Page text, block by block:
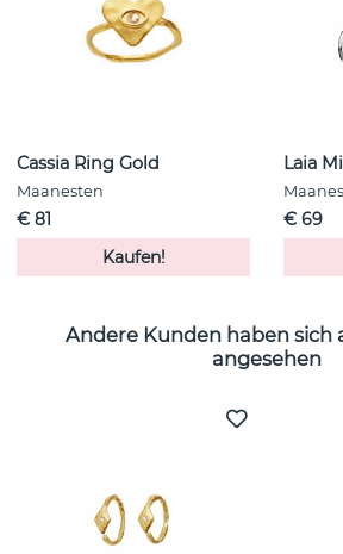
Cassia Ring Gold
Maanesten
€ 81
Kaufen!
Laia
€ 69
Andere Kunden haben sich
angesehen